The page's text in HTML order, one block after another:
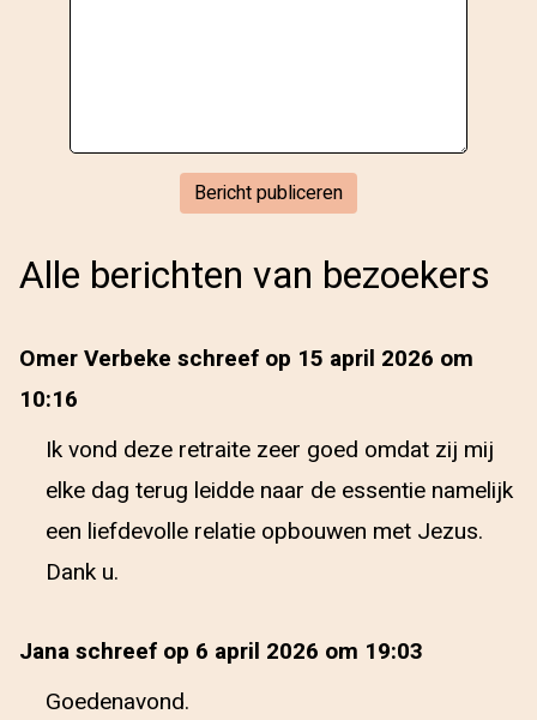
Alle berichten van bezoekers
Omer Verbeke schreef op 15 april 2026 om
10:16
Ik vond deze retraite zeer goed omdat zij mij
elke dag terug leidde naar de essentie namelijk
een liefdevolle relatie opbouwen met Jezus.
Dank u.
Jana schreef op 6 april 2026 om 19:03
Goedenavond.